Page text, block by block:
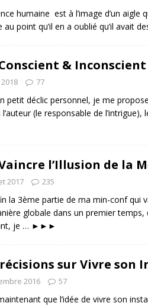
humaine est à l’image d’un
au point qu’il en a oublié qu’il avait
Conscient & Inconscient
77
petit déclic personnel, je me
(le responsable de
Vaincre l’Illusion de la
2017 235
la 3ème partie de ma min-conf qui
globale dans un premier temps,
je … ►►►
sur Vivre son
2016 57
que l’idée de vivre son